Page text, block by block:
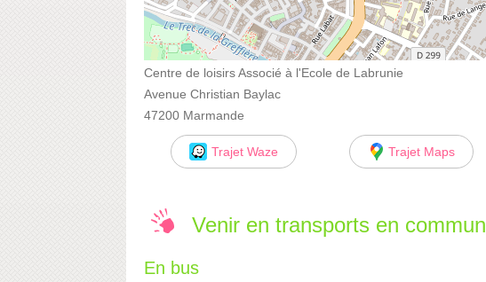
Centre de loisirs Associé à l'Ecole de Labrunie
Avenue Christian Baylac
47200 Marmande
Trajet Waze Trajet Maps
Venir en transports en commun
En bus